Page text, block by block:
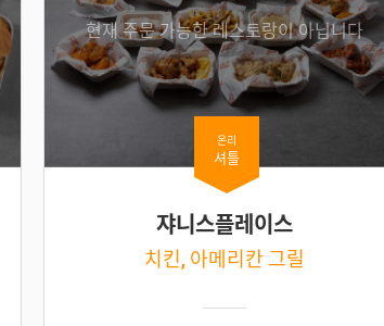
현재 주문 가능한 레스토랑이 아닙니다
온리
셔틀
쟈니스플레이스
치킨, 아메리칸 그릴